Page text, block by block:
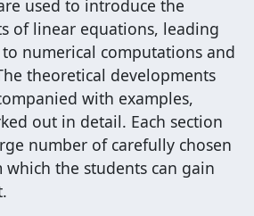
used to introduce the
of linear equations, leading
numerical computations and
theoretical developments
with examples,
out in detail. Each section
number of carefully chosen
which the students can gain